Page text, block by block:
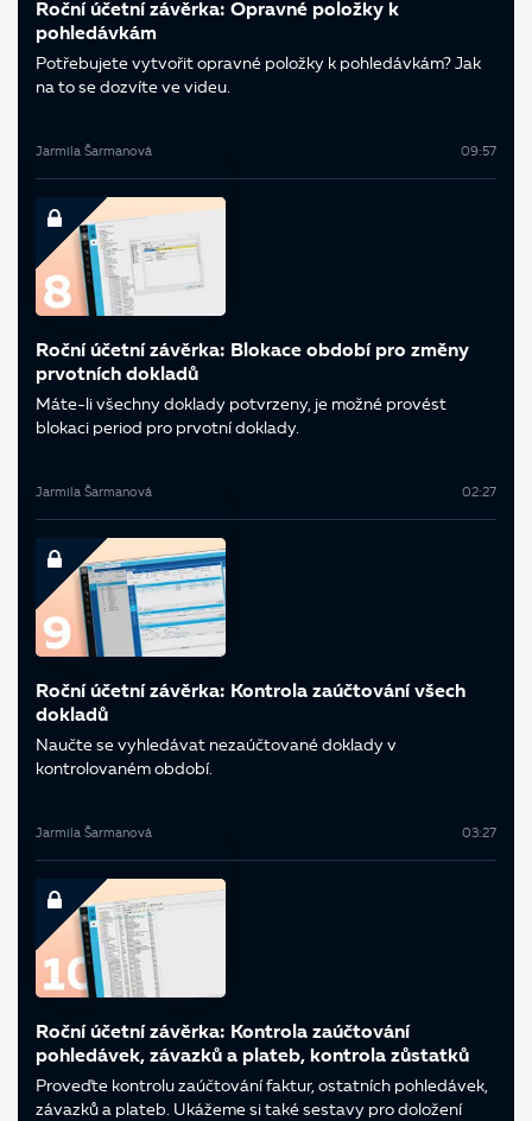
Roční účetní závěrka: Opravné položky k
pohledávkám
Potřebujete vytvořit opravné položky k pohledávkám? Jak
na to se dozvíte ve videu.
Jarmila Šarmanová 09:57
Roční účetní závěrka: Blokace období pro změny
prvotních dokladů
Máte-li všechny doklady potvrzeny, je možné provést
blokaci period pro prvotní doklady.
Jarmila Šarmanová 02:27
Roční účetní závěrka: Kontrola zaúčtování všech
dokladů
Naučte se vyhledávat nezaúčtované doklady v
kontrolovaném období.
Jarmila Šarmanová 03:27
Roční účetní závěrka: Kontrola zaúčtování
pohledávek, závazků a plateb, kontrola zůstatků
Proveďte kontrolu zaúčtování faktur, ostatních pohledávek,
závazků a plateb. Ukážeme si také sestavy pro doložení